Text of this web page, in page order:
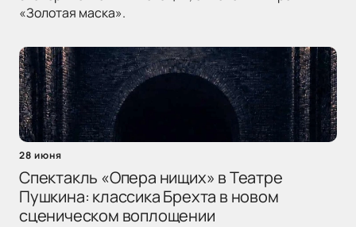
«Золотая маска».
28 июня
Спектакль «Опера нищих» в Театре
Пушкина: классика Брехта в новом
сценическом воплощении